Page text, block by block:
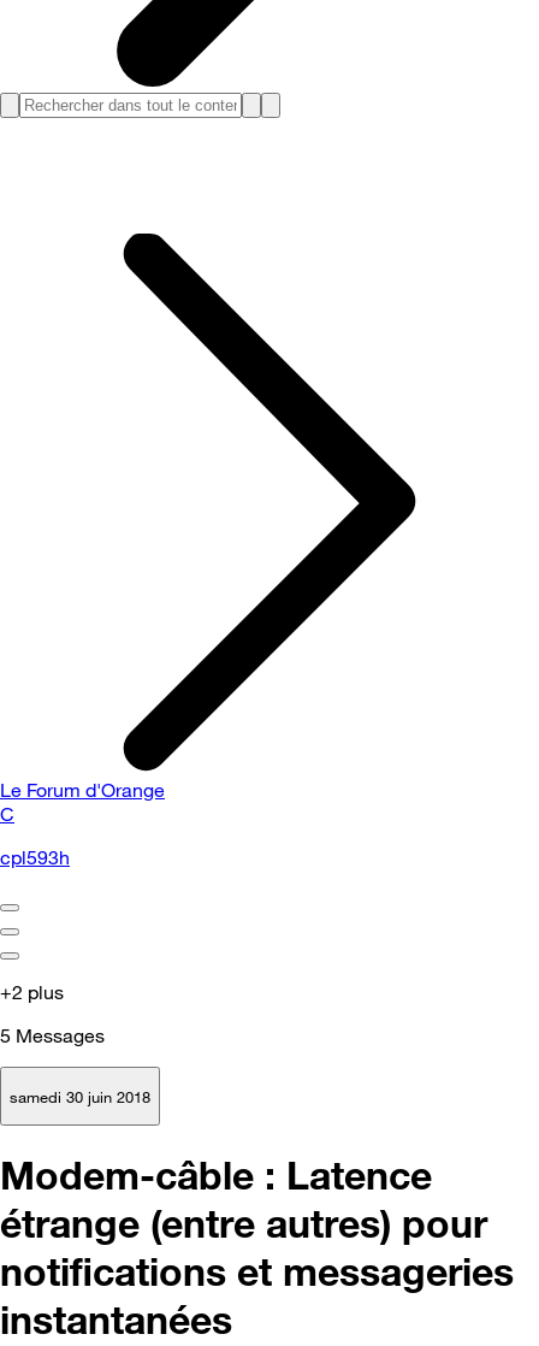
Le Forum d'Orange
C
cpl593h
+2 plus
5 Messages
samedi 30 juin 2018
Modem-câble : Latence
étrange (entre autres) pour
notifications et messageries
instantanées